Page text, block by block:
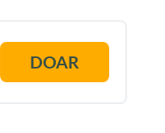
DOAR